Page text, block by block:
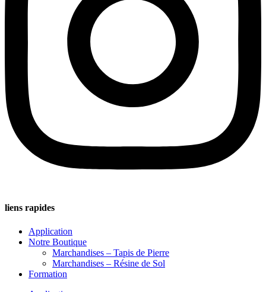
liens rapides
Application
Notre Boutique
Marchandises – Tapis de Pierre
Marchandises – Résine de Sol
Formation